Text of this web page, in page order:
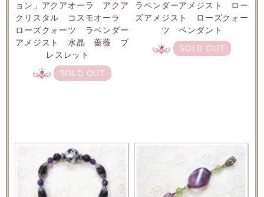
ョン」アクアオーラ アクア
クリスタル コスモオーラ
ローズクォーツ ラベンダー
アメジスト 水晶 薔薇 ブ
レスレット
SOLD OUT
ラベンダーアメジスト ロー
ズアメジスト ローズクォー
ツ ペンダント
SOLD OUT